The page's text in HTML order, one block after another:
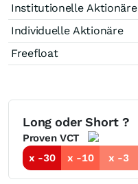
Institutionelle Aktionäre
Individuelle Aktionäre
Freefloat
Long oder Short ?
Proven VCT
x -30
x -10 x -3